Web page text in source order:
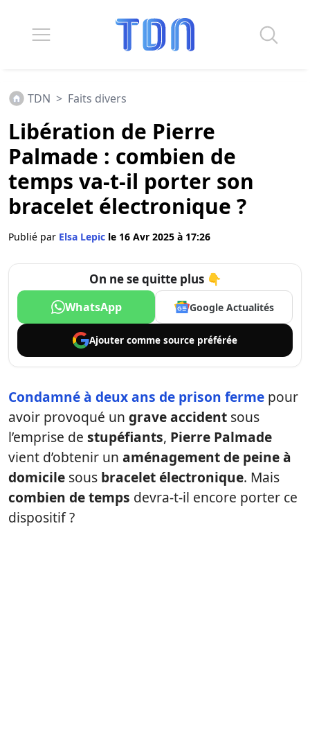
TDN > Faits divers
Libération de Pierre
Palmade : combien de
temps va-t-il porter son
bracelet électronique ?
Publié par Elsa Lepic le 16 Avr 2025 à 17:26
On ne se quitte plus 👇
WhatsApp Google Actualités
Ajouter comme source préférée
Condamné à deux ans de prison ferme pour
avoir provoqué un grave accident sous
l’emprise de stupéfiants, Pierre Palmade
vient d’obtenir un aménagement de peine à
domicile sous bracelet électronique. Mais
combien de temps devra-t-il encore porter ce
dispositif ?